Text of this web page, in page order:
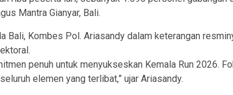
Mantra Gianyar, Bali.
Bali, Kombes Pol. Ariasandy dalam keterangan
penuh untuk menyukseskan Kemala Run 2026.
elemen yang terlibat,” ujar Ariasandy.